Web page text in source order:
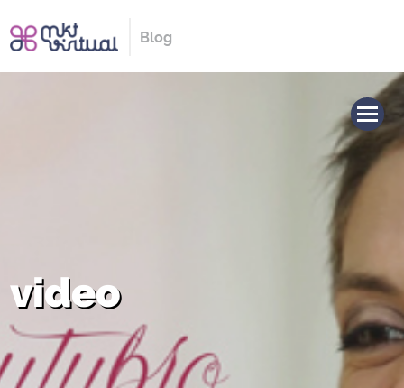
Blog
video